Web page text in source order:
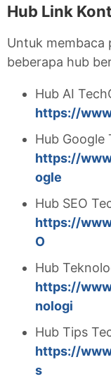
Hub Link
Untuk membaca
beberapa hub
Hub AI
https://
Hub Google
https://
ogle
Hub SEO
https://
O
Hub
https://
nologi
Hub Tips
https://
s